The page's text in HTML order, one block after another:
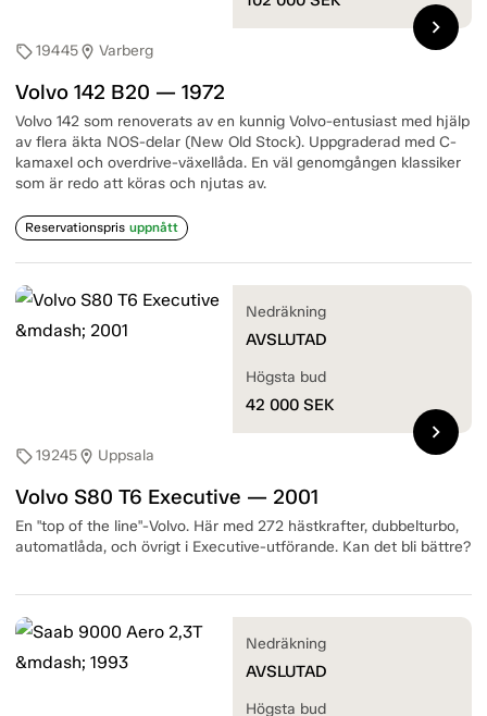
sell19445location_on Varberg
Volvo 142 B20 — 1972
Volvo 142 som renoverats av en kunnig Volvo-entusiast med hjälp
av flera äkta NOS-delar (New Old Stock). Uppgraderad med C-
kamaxel och overdrive-växellåda. En väl genomgången klassiker
som är redo att köras och njutas av.
Reservationspris uppnått
chevron_right
sell19245location_on Uppsala
Volvo S80 T6 Executive — 2001
En "top of the line"-Volvo. Här med 272 hästkrafter, dubbelturbo,
automatlåda, och övrigt i Executive-utförande. Kan det bli bättre?
Nedräkning
AVSLUTAD
Högsta bud
42 000 SEK
chevron_right
Nedräkning
AVSLUTAD
Högsta bud